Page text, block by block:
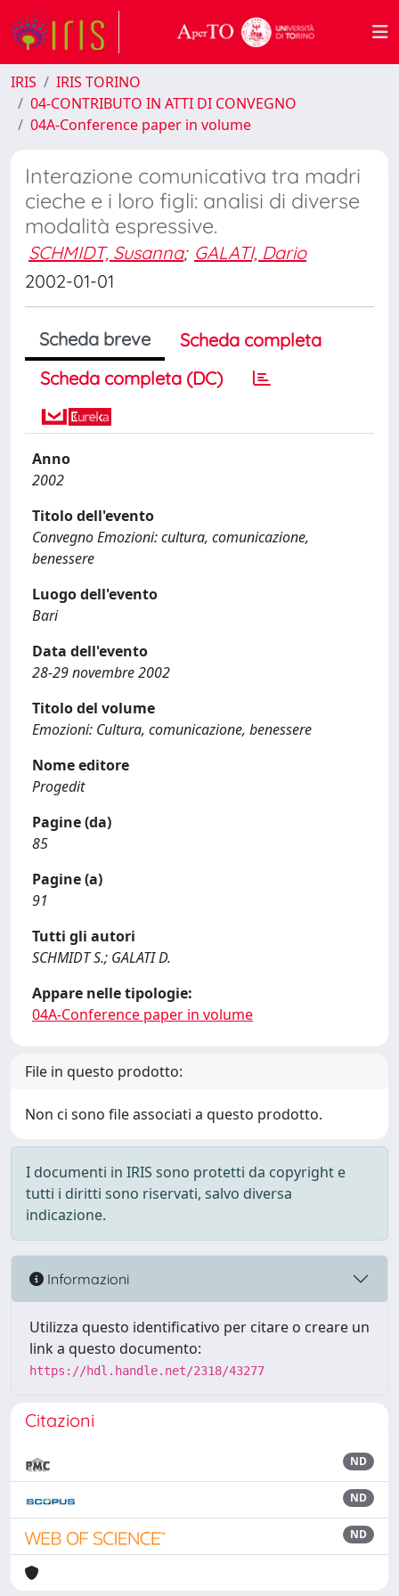
IRIS
IRIS TORINO
04-CONTRIBUTO IN ATTI DI CONVEGNO
04A-Conference paper in volume
Interazione comunicativa tra madri
cieche e i loro figli: analisi di diverse
modalità espressive.
SCHMIDT, Susanna; GALATI, Dario
2002-01-01
Scheda breve
Scheda completa
Scheda completa (DC)
Anno
2002
Titolo dell'evento
Convegno Emozioni: cultura, comunicazione,
benessere
Luogo dell'evento
Bari
Data dell'evento
28-29 novembre 2002
Titolo del volume
Emozioni: Cultura, comunicazione, benessere
Nome editore
Progedit
Pagine (da)
85
Pagine (a)
91
Tutti gli autori
SCHMIDT S.; GALATI D.
Appare nelle tipologie:
04A-Conference paper in volume
File in questo prodotto:
Non ci sono file associati a questo prodotto.
I documenti in IRIS sono protetti da copyright e
tutti i diritti sono riservati, salvo diversa
indicazione.
Informazioni
Utilizza questo identificativo per citare o creare un
link a questo documento:
https://hdl.handle.net/2318/43277
Citazioni
ND
ND
ND